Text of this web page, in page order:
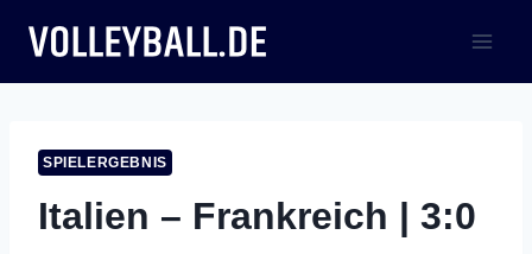
Inhalt
springen
SPIELERGEBNIS
Italien – Frankreich | 3:0